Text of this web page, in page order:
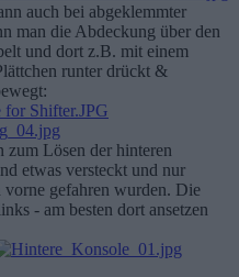
auch bei abgeklemmter
man die Abdeckung über den
und dort z.B. mit einem
runter drückt &
zum Lösen der hinteren
etwas versteckt und nur
vorne gefahren wurden. Die
- am besten dort ansetzen